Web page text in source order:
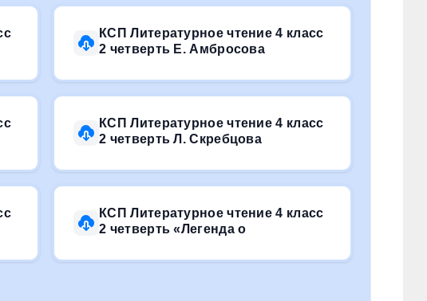
КСП Литературное чтение 4 класс
2 четверть Е. Амбросова
КСП Литературное чтение 4 класс
2 четверть Л. Скребцова
КСП Литературное чтение 4 класс
2 четверть «Легенда о